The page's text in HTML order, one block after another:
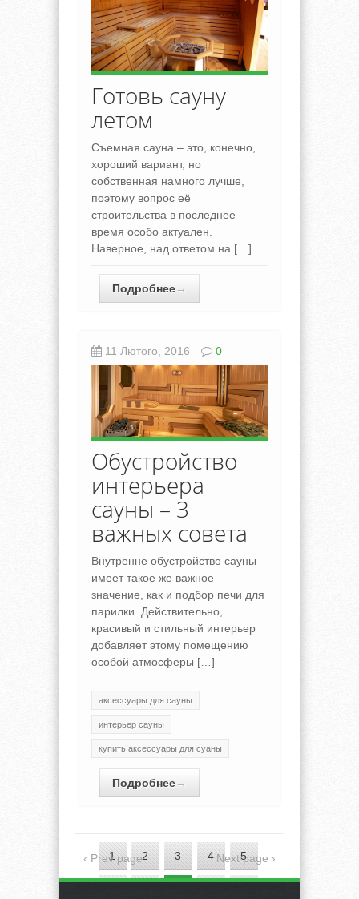
Готовь сауну
летом
Съемная сауна – это, конечно,
хороший вариант, но
собственная намного лучше,
поэтому вопрос её
строительства в последнее
время особо актуален.
Наверное, над ответом на […]
Подробнее→
11 Лютого, 2016 0
Обустройство
интерьера
сауны – 3
важных совета
Внутренне обустройство сауны
имеет такое же важное
значение, как и подбор печи для
парилки. Действительно,
красивый и стильный интерьер
добавляет этому помещению
особой атмосферы […]
аксессуары для сауны
интерьер сауны
купить аксессуары для суаны
Подробнее→
‹ Prev page
1 2 3 4 5
Next page ›